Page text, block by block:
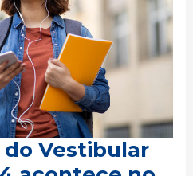
Vestibular